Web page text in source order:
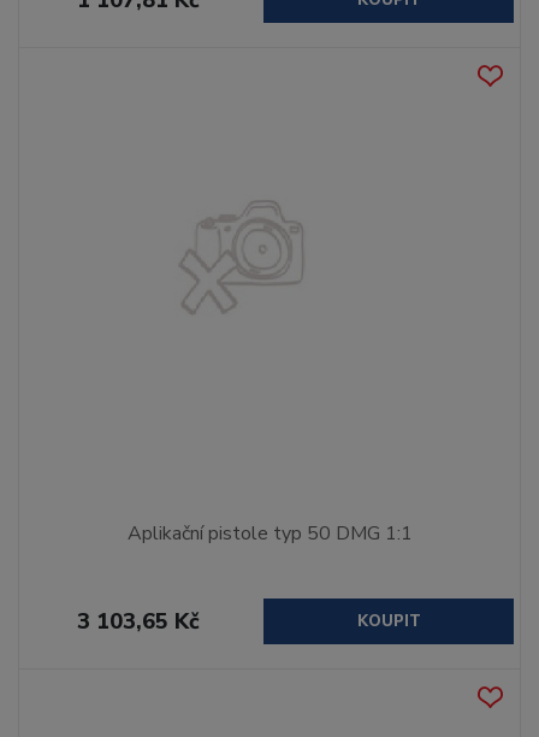
Aplikační pistole typ 50 DMG 1:1
3 103,65 Kč KOUPIT